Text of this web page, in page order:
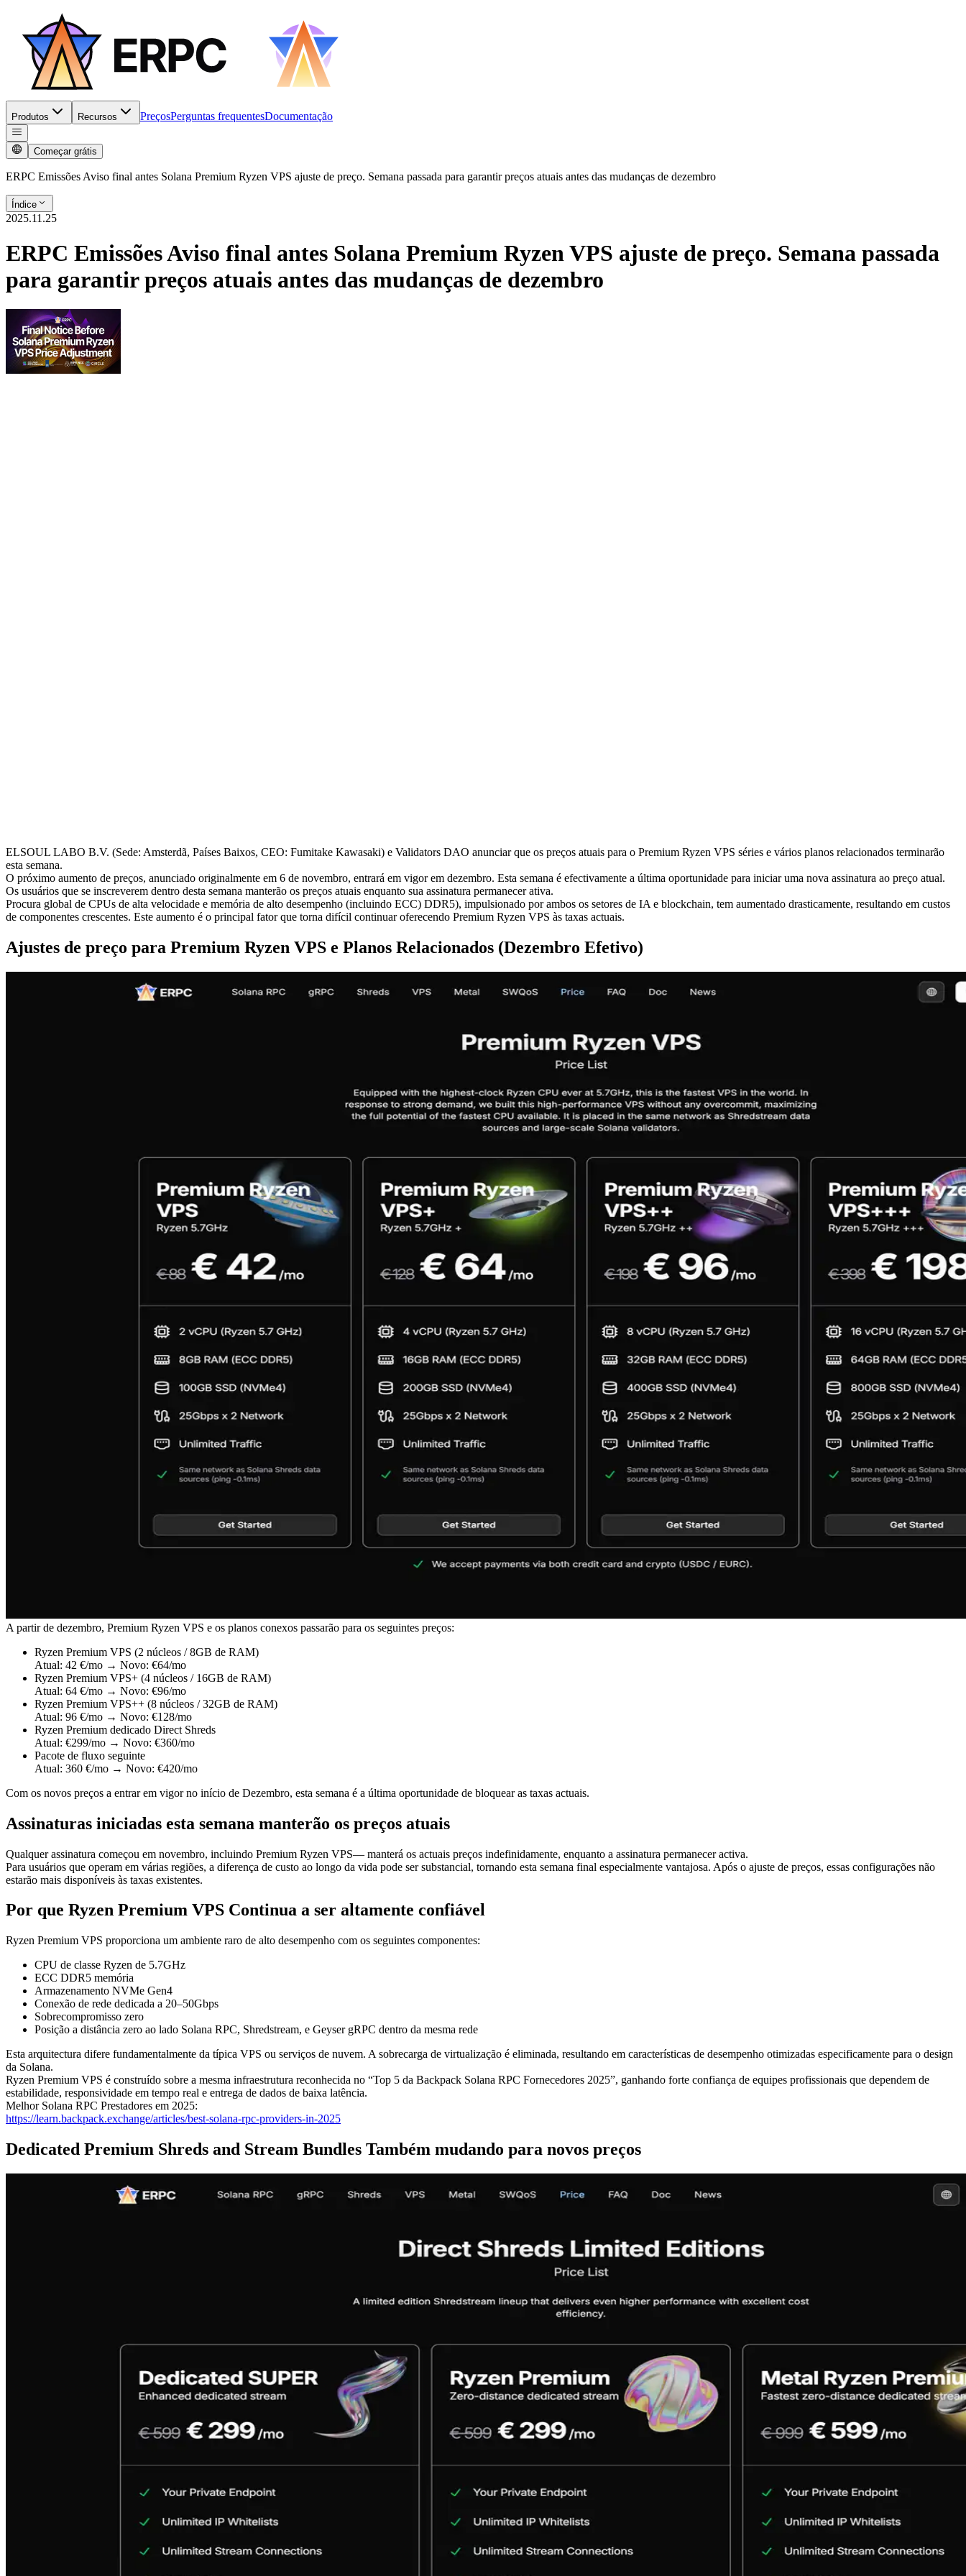
Produtos Recursos PreçosPerguntas frequentesDocumentação
Começar grátis
ERPC Emissões Aviso final antes Solana Premium Ryzen VPS ajuste de preço. Semana passada para garantir preços atuais antes das mudanças de dezembro
Índice
2025.11.25
ERPC Emissões Aviso final antes Solana Premium Ryzen VPS ajuste de preço. Semana passada
para garantir preços atuais antes das mudanças de dezembro
ELSOUL LABO B.V. (Sede: Amsterdã, Países Baixos, CEO: Fumitake Kawasaki) e Validators DAO anunciar que os preços atuais para o Premium Ryzen VPS séries e vários planos relacionados terminarão
esta semana.
O próximo aumento de preços, anunciado originalmente em 6 de novembro, entrará em vigor em dezembro. Esta semana é efectivamente a última oportunidade para iniciar uma nova assinatura ao preço atual.
Os usuários que se inscreverem dentro desta semana manterão os preços atuais enquanto sua assinatura permanecer ativa.
Procura global de CPUs de alta velocidade e memória de alto desempenho (incluindo ECC) DDR5), impulsionado por ambos os setores de IA e blockchain, tem aumentado drasticamente, resultando em custos
de componentes crescentes. Este aumento é o principal fator que torna difícil continuar oferecendo Premium Ryzen VPS às taxas actuais.
Ajustes de preço para Premium Ryzen VPS e Planos Relacionados (Dezembro Efetivo)
A partir de dezembro, Premium Ryzen VPS e os planos conexos passarão para os seguintes preços:
Ryzen Premium VPS (2 núcleos / 8GB de RAM)
Atual: 42 €/mo → Novo: €64/mo
Ryzen Premium VPS+ (4 núcleos / 16GB de RAM)
Atual: 64 €/mo → Novo: €96/mo
Ryzen Premium VPS++ (8 núcleos / 32GB de RAM)
Atual: 96 €/mo → Novo: €128/mo
Ryzen Premium dedicado Direct Shreds
Atual: €299/mo → Novo: €360/mo
Pacote de fluxo seguinte
Atual: 360 €/mo → Novo: €420/mo
Com os novos preços a entrar em vigor no início de Dezembro, esta semana é a última oportunidade de bloquear as taxas actuais.
Assinaturas iniciadas esta semana manterão os preços atuais
Qualquer assinatura começou em novembro, incluindo Premium Ryzen VPS— manterá os actuais preços indefinidamente, enquanto a assinatura permanecer activa.
Para usuários que operam em várias regiões, a diferença de custo ao longo da vida pode ser substancial, tornando esta semana final especialmente vantajosa. Após o ajuste de preços, essas configurações não
estarão mais disponíveis às taxas existentes.
Por que Ryzen Premium VPS Continua a ser altamente confiável
Ryzen Premium VPS proporciona um ambiente raro de alto desempenho com os seguintes componentes:
CPU de classe Ryzen de 5.7GHz
ECC DDR5 memória
Armazenamento NVMe Gen4
Conexão de rede dedicada a 20–50Gbps
Sobrecompromisso zero
Posição a distância zero ao lado Solana RPC, Shredstream, e Geyser gRPC dentro da mesma rede
Esta arquitectura difere fundamentalmente da típica VPS ou serviços de nuvem. A sobrecarga de virtualização é eliminada, resultando em características de desempenho otimizadas especificamente para o design
da Solana.
Ryzen Premium VPS é construído sobre a mesma infraestrutura reconhecida no “Top 5 da Backpack Solana RPC Fornecedores 2025”, ganhando forte confiança de equipes profissionais que dependem de
estabilidade, responsividade em tempo real e entrega de dados de baixa latência.
Melhor Solana RPC Prestadores em 2025:
https://learn.backpack.exchange/articles/best-solana-rpc-providers-in-2025
Dedicated Premium Shreds and Stream Bundles Também mudando para novos preços